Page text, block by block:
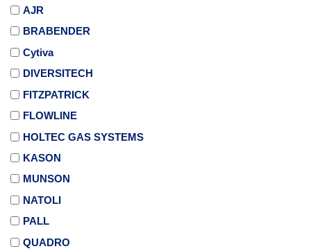
AJR
BRABENDER
Cytiva
DIVERSITECH
FITZPATRICK
FLOWLINE
HOLTEC GAS SYSTEMS
KASON
MUNSON
NATOLI
PALL
QUADRO